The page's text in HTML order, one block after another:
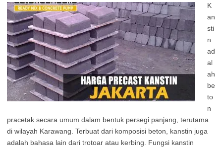
K
an
sti
n
ad
al
ah
be
to
n
pracetak secara umum dalam bentuk persegi panjang, terutama
di wilayah Karawang. Terbuat dari komposisi beton, kanstin juga
adalah bahasa lain dari trotoar atau kerbing. Fungsi kanstin